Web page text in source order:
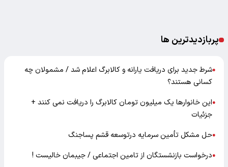
پربازدیدترین ها
●شرط جدید برای دریافت یارانه و کالابرگ اعلام شد / مشمولان چه
کسانی هستند؟
●این خانوارها یک میلیون تومان کالابرگ را دریافت نمی‌ کنند +
جزئیات
●حل مشکل تأمین سرمایه درتوسعه قشم پساجنگ
●درخواست بازنشستگان از تامین اجتماعی / جیبمان خالیست !